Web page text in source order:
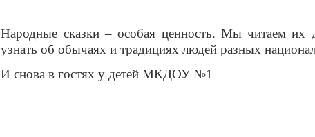
Народные сказки – особая ценность. Мы читаем
узнать об обычаях и традициях людей разных
И снова в гостях у детей МКДОУ №1